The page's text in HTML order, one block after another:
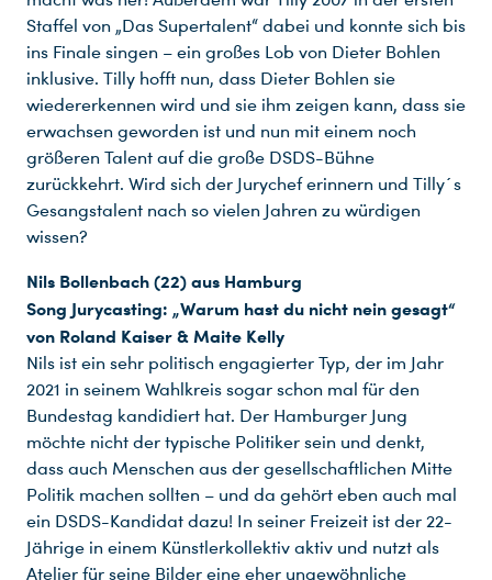
Staffel von „Das Supertalent“ dabei und konnte sich bis
ins Finale singen – ein großes Lob von Dieter Bohlen
inklusive. Tilly hofft nun, dass Dieter Bohlen sie
wiedererkennen wird und sie ihm zeigen kann, dass sie
erwachsen geworden ist und nun mit einem noch
größeren Talent auf die große DSDS-Bühne
zurückkehrt. Wird sich der Jurychef erinnern und Tilly´s
Gesangstalent nach so vielen Jahren zu würdigen
wissen?
Nils Bollenbach (22) aus Hamburg
Song Jurycasting: „Warum hast du nicht nein gesagt“
von Roland Kaiser & Maite Kelly
Nils ist ein sehr politisch engagierter Typ, der im Jahr
2021 in seinem Wahlkreis sogar schon mal für den
Bundestag kandidiert hat. Der Hamburger Jung
möchte nicht der typische Politiker sein und denkt,
dass auch Menschen aus der gesellschaftlichen Mitte
Politik machen sollten – und da gehört eben auch mal
ein DSDS-Kandidat dazu! In seiner Freizeit ist der 22-
Jährige in einem Künstlerkollektiv aktiv und nutzt als
Atelier für seine Bilder eine eher ungewöhnliche